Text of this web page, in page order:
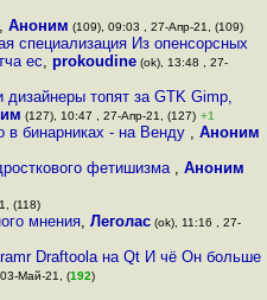
, Аноним (109), 09:03 , 27-Апр-21, (109)
специализация Из опенсорсных
ес, prokoudine(ok), 13:48 , 27-
топят за GTK Gimp,
(127), 10:47 , 27-Апр-21, (127) +1
бинарниках - на Венду , Аноним
фетишизма , Аноним
(118)
мнения, Леголас(ok), 11:16 , 27-
Draftoola на Qt И чё Он больше
Май-21, (192)